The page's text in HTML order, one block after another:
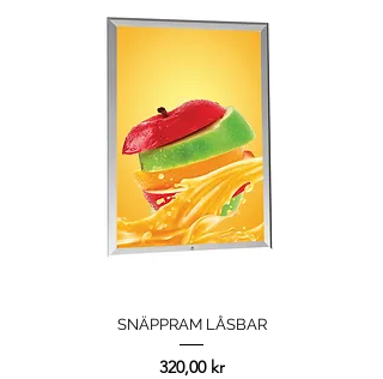
SNÄPPRAM LÅSBAR
Pris
320,00 kr